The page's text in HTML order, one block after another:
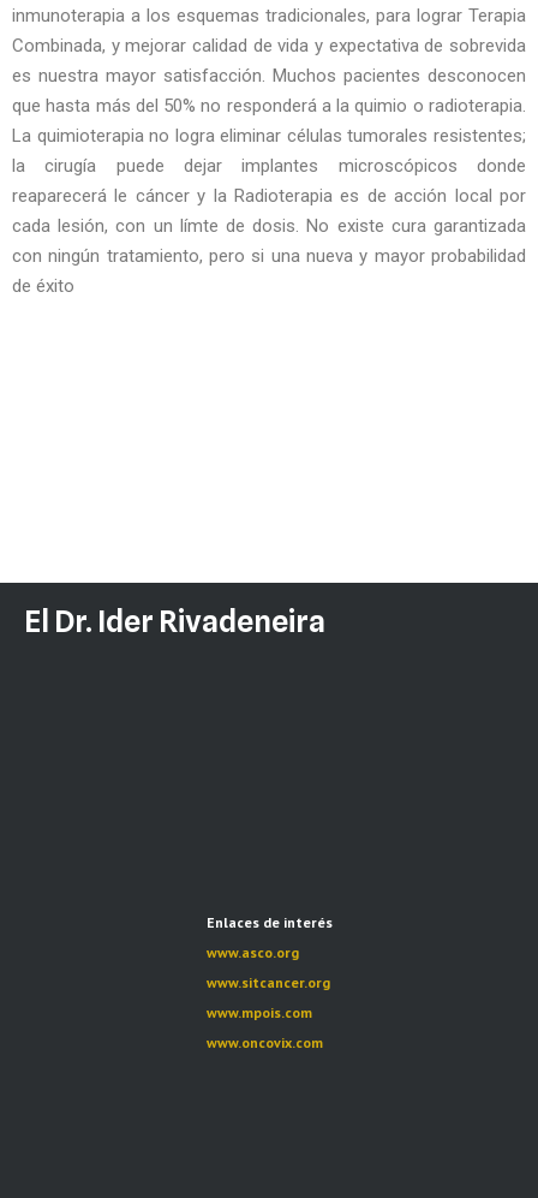
inmunoterapia a los esquemas tradicionales, para lograr Terapia
Combinada, y mejorar calidad de vida y expectativa de sobrevida
es nuestra mayor satisfacción. Muchos pacientes desconocen
que hasta más del 50% no responderá a la quimio o radioterapia.
La quimioterapia no logra eliminar células tumorales resistentes;
la cirugía puede dejar implantes microscópicos donde
reaparecerá le cáncer y la Radioterapia es de acción local por
cada lesión, con un límte de dosis. No existe cura garantizada
con ningún tratamiento, pero si una nueva y mayor probabilidad
de éxito
El Dr. Ider Rivadeneira
Enlaces de interés
www.asco.org
www.sitcancer.org
www.mpois.com
www.oncovix.com